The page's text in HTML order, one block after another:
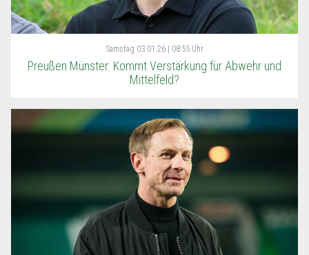
Samstag 03.01.26 | 08:55 Uhr
Preußen Münster: Kommt Verstärkung für Abwehr und
Mittelfeld?